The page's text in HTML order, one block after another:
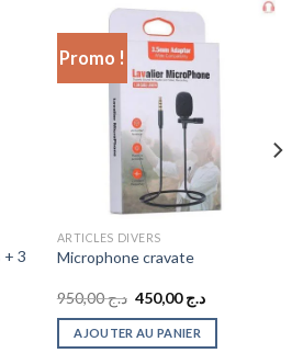
+ 3
Promo !
ARTICLES DIVERS
Microphone cravate
د.ج950,00
Le
initial
était :
د.ج450,00
Le
est :
AJOUTER AU PANIER